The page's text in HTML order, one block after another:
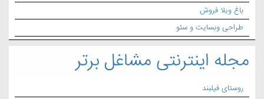
باغ ویلا فروش
طراحی وبسایت و سئو
مجله اینترنتی مشاغل برتر
روستای فیلبند